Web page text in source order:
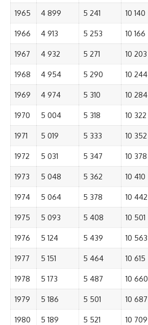
1965 4 899 5 241 10 140
1966 4 913 5 253 10 166
1967 4 932 5 271 10 203
1968 4 954 5 290 10 244
1969 4 974 5 310 10 284
1970 5 004 5 318 10 322
1971 5 019 5 333 10 352
1972 5 031 5 347 10 378
1973 5 048 5 362 10 410
1974 5 064 5 378 10 442
1975 5 093 5 408 10 501
1976 5 124 5 439 10 563
1977 5 151 5 464 10 615
1978 5 173 5 487 10 660
1979 5 186 5 501 10 687
1980 5 189 5 521 10 709